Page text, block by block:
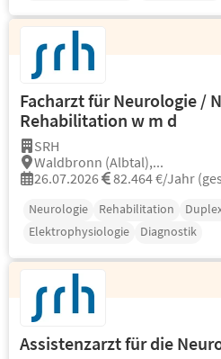
Facharzt für Neurologie /
Rehabilitation w m d
SRH
Waldbronn (Albtal),...
26.07.2026
82.464 €/Jahr
Neurologie Rehabilitation
Elektrophysiologie
Diagnostik
Assistenzarzt für die